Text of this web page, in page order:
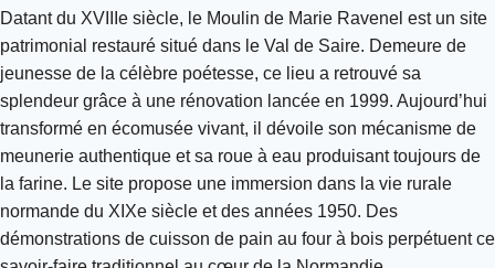
Datant du XVIIIe siècle, le Moulin de Marie Ravenel est un site
patrimonial restauré situé dans le Val de Saire. Demeure de
jeunesse de la célèbre poétesse, ce lieu a retrouvé sa
splendeur grâce à une rénovation lancée en 1999. Aujourd’hui
transformé en écomusée vivant, il dévoile son mécanisme de
meunerie authentique et sa roue à eau produisant toujours de
la farine. Le site propose une immersion dans la vie rurale
normande du XIXe siècle et des années 1950. Des
démonstrations de cuisson de pain au four à bois perpétuent ce